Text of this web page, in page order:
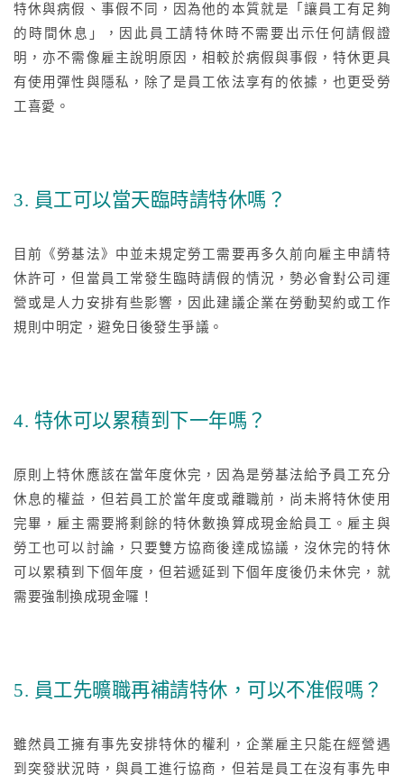
特休與病假、事假不同，因為他的本質就是「讓員工有足夠
的時間休息」，因此員工請特休時不需要出示任何請假證
明，亦不需像雇主說明原因，相較於病假與事假，特休更具
有使用彈性與隱私，除了是員工依法享有的依據，也更受勞
工喜愛。
3. 員工可以當天臨時請特休嗎？
目前《勞基法》中並未規定勞工需要再多久前向雇主申請特
休許可，但當員工常發生臨時請假的情況，勢必會對公司運
營或是人力安排有些影響，因此建議企業在勞動契約或工作
規則中明定，避免日後發生爭議。
4. 特休可以累積到下一年嗎？
原則上特休應該在當年度休完，因為是勞基法給予員工充分
休息的權益，但若員工於當年度或離職前，尚未將特休使用
完畢，雇主需要將剩餘的特休數換算成現金給員工。雇主與
勞工也可以討論，只要雙方協商後達成協議，沒休完的特休
可以累積到下個年度，但若遞延到下個年度後仍未休完，就
需要強制換成現金囉！
5. 員工先曠職再補請特休，可以不准假嗎？
雖然員工擁有事先安排特休的權利，企業雇主只能在經營遇
到突發狀況時，與員工進行協商，但若是員工在沒有事先申